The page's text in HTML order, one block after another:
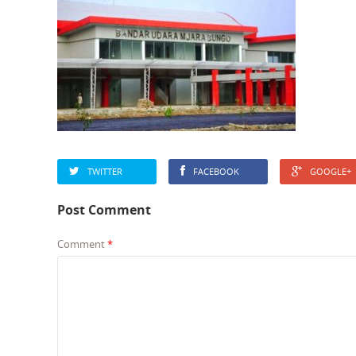
TWITTER FACEBOOK GOOGLE+
Post Comment
Comment*